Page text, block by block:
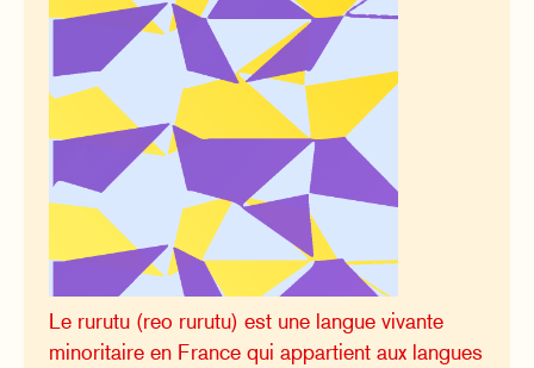
Le rurutu (reo rurutu) est une langue vivante
minoritaire en France qui appartient aux langues